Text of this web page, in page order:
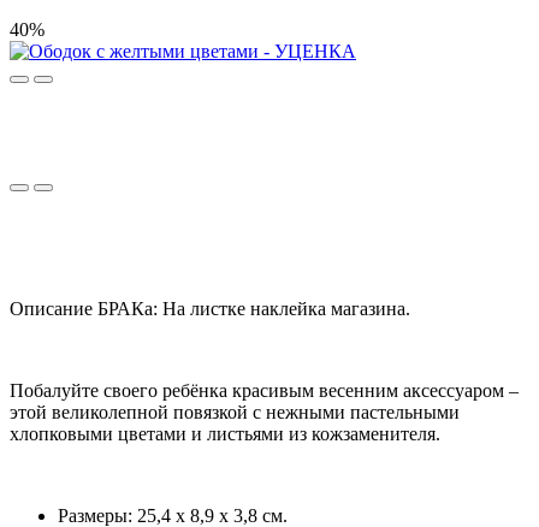
40%
Описание БРАКа: На листке наклейка магазина.
Побалуйте своего ребёнка красивым весенним аксессуаром –
этой великолепной повязкой с нежными пастельными
хлопковыми цветами и листьями из кожзаменителя.
Размеры: 25,4 х 8,9 х 3,8 см.